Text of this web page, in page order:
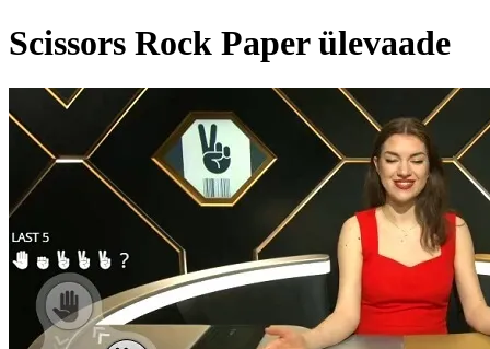
Scissors Rock Paper ülevaade